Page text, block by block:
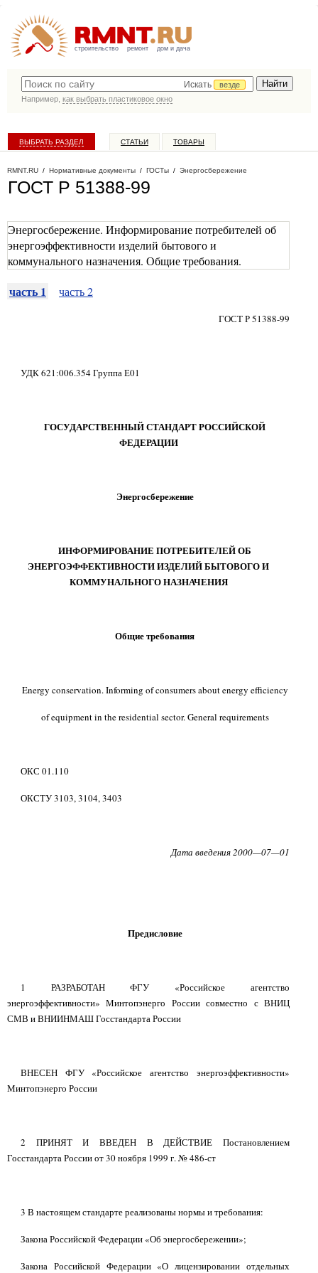
строительство ремонт дом и дача
Искать
везде
Например, как выбрать пластиковое окно
ВЫБРАТЬ РАЗДЕЛ СТАТЬИ ТОВАРЫ
RMNT.RU / Нормативные документы / ГОСТы / Энергосбережение
ГОСТ Р 51388-99
Энергосбережение. Информирование потребителей об
энергоэффективности изделий бытового и
коммунального назначения. Общие требования.
часть 1 часть 2
ГОСТ Р 51388-99
УДК 621:006.354 Группа Е01
ГОСУДАРСТВЕННЫЙ СТАНДАРТ РОССИЙСКОЙ
ФЕДЕРАЦИИ
Энергосбережение
ИНФОРМИРОВАНИЕ ПОТРЕБИТЕЛЕЙ ОБ
ЭНЕРГОЭФФЕКТИВНОСТИ ИЗДЕЛИЙ БЫТОВОГО И
КОММУНАЛЬНОГО НАЗНАЧЕНИЯ
Общие требования
Energy conservation. Informing of consumers about energy efficiency
of equipment in the residential sector. General requirements
ОКС 01.110
ОКСТУ 3103, 3104, 3403
Дата введения 2000—07—01
Предисловие
1 РАЗРАБОТАН ФГУ «Российское агентство
энергоэффективности» Минтопэнерго России совместно с ВНИЦ
СМВ и ВНИИНМАШ Госстандарта России
ВНЕСЕН ФГУ «Российское агентство энергоэффективности»
Минтопэнерго России
2 ПРИНЯТ И ВВЕДЕН В ДЕЙСТВИЕ Постановлением
Госстандарта России от 30 ноября 1999 г. № 486-ст
3 В настоящем стандарте реализованы нормы и требования:
Закона Российской Федерации «Об энергосбережении»;
Закона Российской Федерации «О лицензировании отдельных